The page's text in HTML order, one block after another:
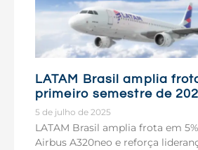
LATAM Brasil amplia
primeiro semestre de
5 de julho de 2025
LATAM Brasil amplia frota em
Airbus A320neo e reforça